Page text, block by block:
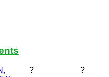
? ?